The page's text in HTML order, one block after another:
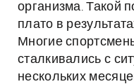
организма. Такой
плато в
Многие
сталкивались с
нескольких